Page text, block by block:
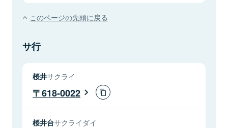
このページの先頭に戻る
サ行
桜井サクライ
618-0022
桜井台サクライダイ